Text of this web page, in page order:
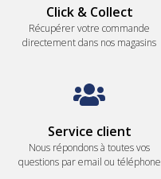
Click & Collect
Récupérer votre commande
directement dans nos magasins
Service client
Nous répondons à toutes vos
questions par email ou téléphone